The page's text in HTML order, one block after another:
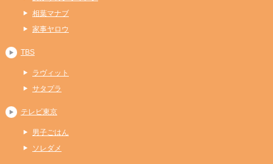
相葉マナブ
家事ヤロウ
TBS
ラヴィット
サタプラ
テレビ東京
男子ごはん
ソレダメ